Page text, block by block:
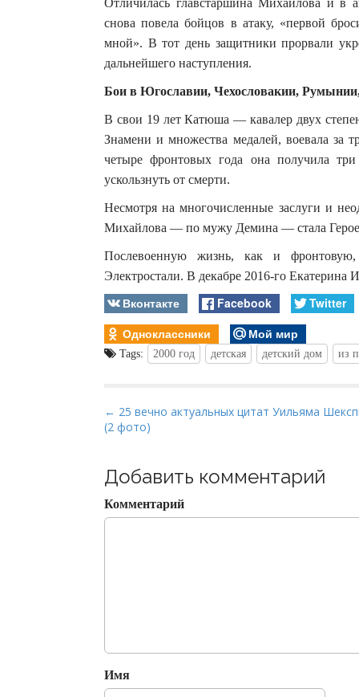
снова повела бойцов в атаку, «первой
мной». В тот день защитники прорвали
дальнейшего наступления.
Бои в Югославии, Чехословакии,
В свои 19 лет Катюша — кавалер двух
Знамени и множества медалей, воевала за
четыре фронтовых года она получила
ускользнуть от смерти.
Несмотря на многочисленные заслуги и
Михайлова — по мужу Демина — стала
Послевоенную жизнь, как и
Электростали. В декабре 2016-го
Вконтакте Facebook
Twitter
Одноклассники
Мой мир
Tags: 2000 год детская детский дом из
P
o
t
n
a
n
← 25 вечно актуальных цитат Уильяма
(2 фото)
Добавить комментарий
Комментарий
Имя